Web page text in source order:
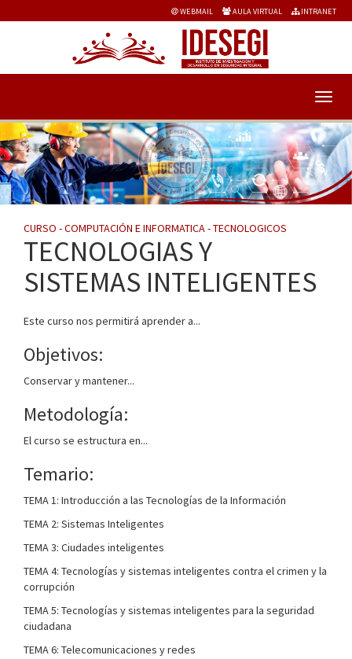
WEBMAIL AULA VIRTUAL INTRANET
CURSO - COMPUTACIÓN E INFORMATICA - TECNOLOGICOS
TECNOLOGIAS Y
SISTEMAS INTELIGENTES
Este curso nos permitirá aprender a...
Objetivos:
Conservar y mantener...
Metodología:
El curso se estructura en...
Temario:
TEMA 1: Introducción a las Tecnologías de la Información
TEMA 2: Sistemas Inteligentes
TEMA 3: Ciudades inteligentes
TEMA 4: Tecnologías y sistemas inteligentes contra el crimen y la
corrupción
TEMA 5: Tecnologías y sistemas inteligentes para la seguridad
ciudadana
TEMA 6: Telecomunicaciones y redes